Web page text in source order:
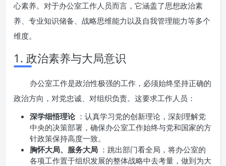
心素养。对于办公室工作人员而言，它涵盖了思想政治素
养、专业知识储备、战略思维能力以及自我管理能力等多个
维度。
1. 政治素养与大局意识
办公室工作是政治性极强的工作，必须始终坚持正确的
政治方向，对党忠诚、对组织负责。这要求工作人员：
深学细悟理论 ：认真学习党的创新理论，深刻理解党
中央的决策部署，确保办公室工作始终与党和国家的方
针政策保持高度一致。
胸怀大局、服务大局 ：跳出部门看全局，将办公室的
各项工作置于组织发展的整体战略中去考量，做到为大